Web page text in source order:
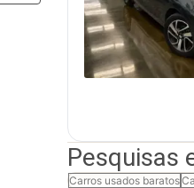
Pesquisas
Carros usados baratos